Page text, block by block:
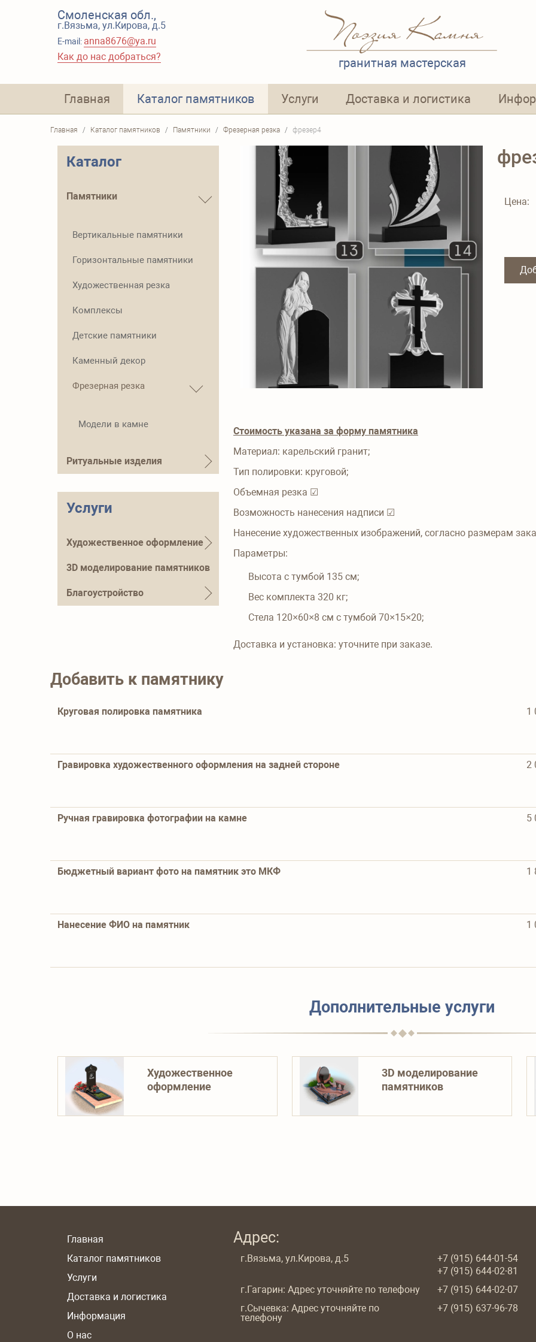
Смоленская обл.,
г.Вязьма, ул.Кирова, д.5
E-mail: anna8676@ya.ru
Как до нас добраться?
гранитная мастерская
Главная Каталог памятников Услуги Доставка и логистика
Главная Каталог памятников Памятники Фрезерная резка фрезер4
Каталог
Памятники
Вертикальные памятники
Горизонтальные памятники
Художественная резка
Комплексы
Детские памятники
Каменный декор
Фрезерная резка
Модели в камне
Ритуальные изделия
Услуги
Художественное оформление
3D моделирование памятников
Благоустройство
Цена:
Стоимость указана за форму памятника
Материал: карельский гранит;
Тип полировки: круговой;
Объемная резка ☑
Возможность нанесения надписи ☑
Нанесение художественных изображений, согласно размерам
Параметры:
Высота с тумбой 135 см;
Вес комплекта 320 кг;
Стела 120×60×8 см с тумбой 70×15×20;
Доставка и установка: уточните при заказе.
Добавить к памятнику
Круговая полировка памятника 1
Гравировка художественного оформления на задней стороне 2
Ручная гравировка фотографии на камне 5
Бюджетный вариант фото на памятник это МКФ 1
Нанесение ФИО на памятник 1
Дополнительные услуги
Художественное
оформление
3D моделирование
памятников
Главная
Каталог памятников
Услуги
Доставка и логистика
Информация
О нас
Адрес:
г.Вязьма, ул.Кирова, д.5
+7 (915) 644-01-54
+7 (915) 644-02-81
г.Гагарин: Адрес уточняйте по телефону
+7 (915) 644-02-07
г.Сычевка: Адрес уточняйте по
телефону
+7 (915) 637-96-78